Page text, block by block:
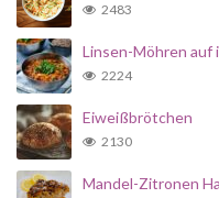
2483
Linsen-Möhren auf
2224
Eiweißbrötchen
2130
Mandel-Zitronen